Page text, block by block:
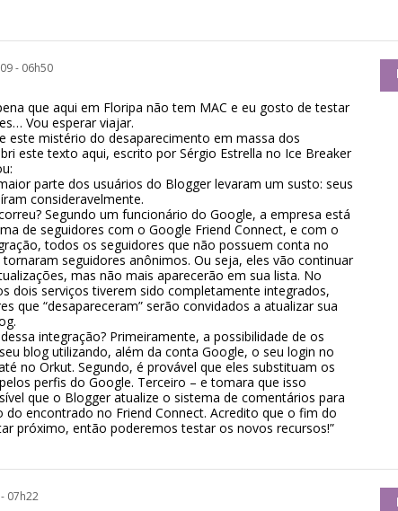
- 06h50
que aqui em Floripa não tem MAC e eu gosto de testar
Vou esperar viajar.
este mistério do desaparecimento em massa dos
este texto aqui, escrito por Sérgio Estrella no Ice Breaker
parte dos usuários do Blogger levaram um susto: seus
consideravelmente.
Segundo um funcionário do Google, a empresa está
de seguidores com o Google Friend Connect, e com o
todos os seguidores que não possuem conta no
tornaram seguidores anônimos. Ou seja, eles vão continuar
mas não mais aparecerão em sua lista. No
dois serviços tiverem sido completamente integrados,
que “desapareceram” serão convidados a atualizar sua
integração? Primeiramente, a possibilidade de os
blog utilizando, além da conta Google, o seu login no
no Orkut. Segundo, é provável que eles substituam os
perfis do Google. Terceiro – e tomara que isso
que o Blogger atualize o sistema de comentários para
do encontrado no Friend Connect. Acredito que o fim do
próximo, então poderemos testar os novos recursos!”
07h22